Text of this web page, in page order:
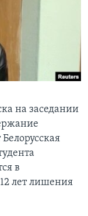
на заседании
в
лет лишения